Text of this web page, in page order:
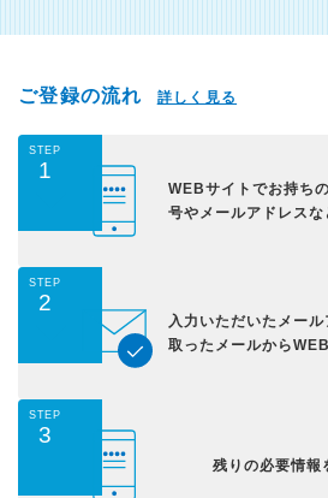
ご登録の流れ 詳しく見る
STEP
1
WEBサイトでお持ちの
号やメールアドレスな
STEP
2
入力いただいた メー
取ったメールから
STEP
3
残りの必要情報